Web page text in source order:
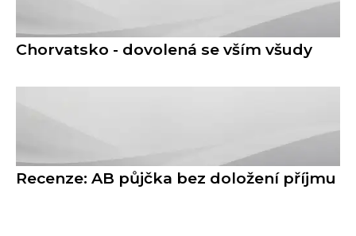
Chorvatsko - dovolená se vším všudy
Recenze: AB půjčka bez doložení příjmu